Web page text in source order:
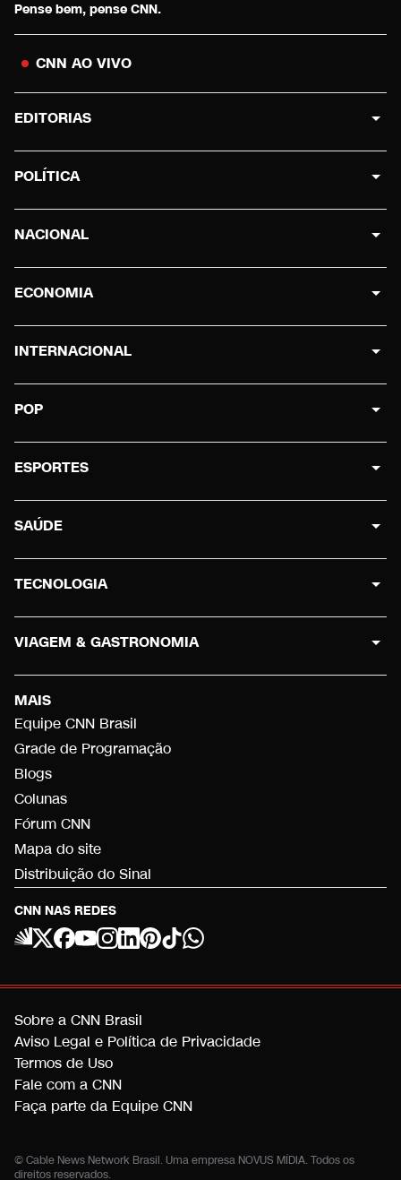
Pense bem, pense CNN.
CNN AO VIVO
CNN NAS REDES
MAIS
Equipe CNN Brasil
Grade de Programação
Blogs
Colunas
Fórum CNN
Mapa do site
Distribuição do Sinal
EDITORIAS
POLÍTICA
NACIONAL
ECONOMIA
INTERNACIONAL
POP
ESPORTES
SAÚDE
TECNOLOGIA
VIAGEM & GASTRONOMIA
Sobre a CNN Brasil
Aviso Legal e Política de Privacidade
Termos de Uso
Fale com a CNN
Faça parte da Equipe CNN
© Cable News Network Brasil. Uma empresa NOVUS MÍDIA. Todos os
direitos reservados.